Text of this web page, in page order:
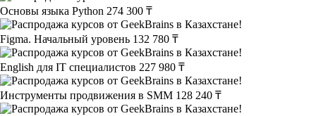
Основы языка Python 274 300 ₸
Figma. Начальный уровень 132 780 ₸
English для IT специалистов 227 980 ₸
Инструменты продвижения в SMM 128 240 ₸